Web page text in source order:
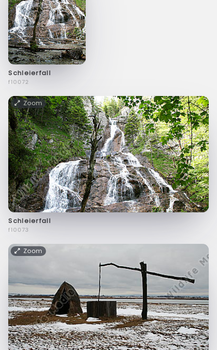
Schleierfall
f10072
Zoom
Schleierfall
f10073
Zoom